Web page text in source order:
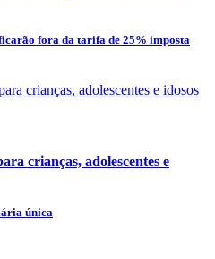
fora da tarifa de 25% imposta
crianças, adolescentes e
única